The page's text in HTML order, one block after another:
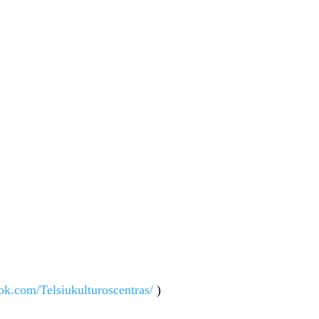
Telsiukulturoscentras/)